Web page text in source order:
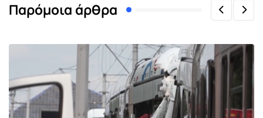
Παρόμοια άρθρα